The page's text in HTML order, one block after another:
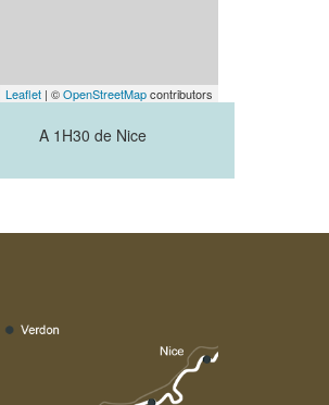
Leaflet | ©OpenStreetMapcontributors
A 1H30 de Nice